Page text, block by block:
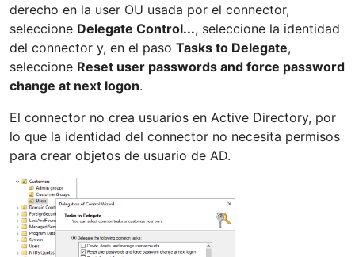
derecho en la user OU usada por el connector,
seleccione Delegate Control..., seleccione la identidad
del connector y, en el paso Tasks to Delegate,
seleccione Reset user passwords and force password
change at next logon.
El connector no crea usuarios en Active Directory, por
lo que la identidad del connector no necesita permisos
para crear objetos de usuario de AD.